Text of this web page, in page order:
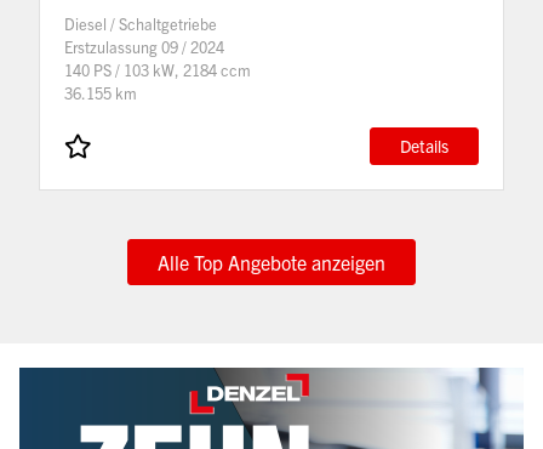
Diesel / Schaltgetriebe
Erstzulassung 09 / 2024
140 PS / 103 kW, 2184 ccm
36.155 km
Details
Alle Top Angebote anzeigen